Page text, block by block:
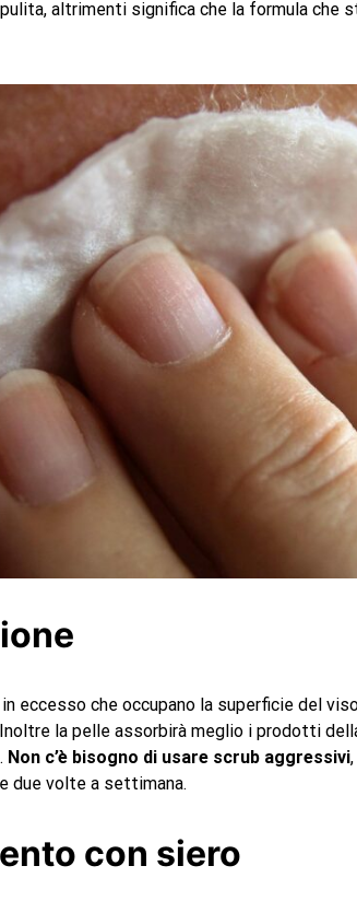
altrimenti significa che la formula che
eccesso che occupano la superficie del
la pelle assorbirà meglio i prodotti
Non c’è bisogno di usare scrub aggressivi
due volte a settimana.
con siero